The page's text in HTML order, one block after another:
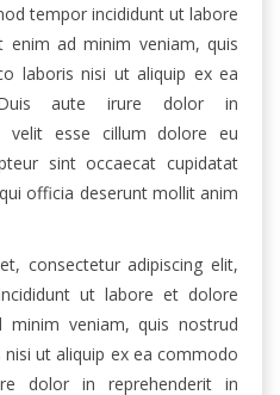
tempor incididunt ut labore
enim ad minim veniam, quis
laboris nisi ut aliquip ex ea
Duis aute irure dolor in
velit esse cillum dolore eu
sint occaecat cupidatat
officia deserunt mollit anim
consectetur adipiscing elit,
ut labore et dolore
veniam, quis nostrud
ut aliquip ex ea commodo
dolor in reprehenderit in